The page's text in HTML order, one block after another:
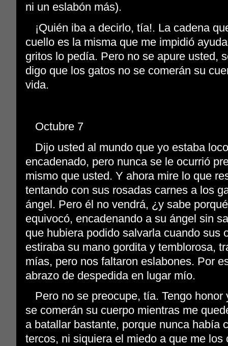
ni un eslabón más).
¡Quién iba a decirlo, tía!. La cadena
cuello es la misma que me impidió
gritos lo pedía. Pero no se apure usted,
digo que los gatos no se comerán su
vida.
Octubre 7
Dijo usted al mundo que yo estaba
encadenado, pero nunca se le ocurrió
mismo que usted. Y ahora mire lo que
tentando con sus rosadas carnes a los
ángel. Pero él no vendrá, ¿y sabe
equivocó, encadenando a su ángel sin
que hubiera podido salvarla cuando sus
estiraba su mano gordita y temblorosa,
mías, pero nos faltaron eslabones. Por
abrazo de despedida en lugar mío.
Pero no se preocupe, tía. Tengo
se comerán su cuerpo mientras me
a batallar bastante, porque nunca había
tercos, ni siquiera el miedo a que me los